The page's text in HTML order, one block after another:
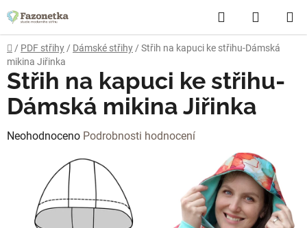
na
obsah
Hledat
KOŠÍK
Domů
/ PDF střihy / Dámské střihy / Střih na kapuci ke střihu-Dámská
mikina Jiřinka
Střih na kapuci ke střihu-
Dámská mikina Jiřinka
Průměrné
Neohodnoceno Podrobnosti hodnocení